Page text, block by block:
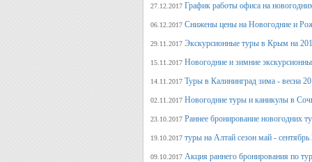
27.12.2017 График работы офиса на
06.12.2017 Снижены цены на Новогодние и
29.11.2017 Экскурсионные туры в Крым на
15.11.2017 Новогодние и зимние
14.11.2017 Туры в Калининград зима - весна
02.11.2017 Новогодние туры и каникулы в
23.10.2017 Раннее бронирование новогодних
19.10.2017 туры на Алтай сезон май - сентябрь
09.10.2017 Акция раннего бронирования по